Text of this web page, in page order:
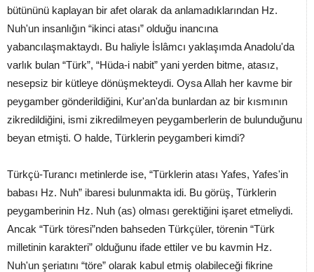
bütününü kaplayan bir afet olarak da anlamadıklarından Hz.
Nuh'un insanlığın “ikinci atası” olduğu inancına
yabancılaşmaktaydı. Bu haliyle İslâmcı yaklaşımda Anadolu'da
varlık bulan “Türk”, “Hüda-i nabit” yani yerden bitme, atasız,
nesepsiz bir kütleye dönüşmekteydi. Oysa Allah her kavme bir
peygamber gönderildiğini, Kur'an'da bunlardan az bir kısmının
zikredildiğini, ismi zikredilmeyen peygamberlerin de bulunduğunu
beyan etmişti. O halde, Türklerin peygamberi kimdi?
Türkçü-Turancı metinlerde ise, “Türklerin atası Yafes, Yafes'in
babası Hz. Nuh” ibaresi bulunmakta idi. Bu görüş, Türklerin
peygamberinin Hz. Nuh (as) olması gerektiğini işaret etmeliydi.
Ancak “Türk töresi”nden bahseden Türkçüler, törenin “Türk
milletinin karakteri” olduğunu ifade ettiler ve bu kavmin Hz.
Nuh'un şeriatını “töre” olarak kabul etmiş olabileceği fikrine